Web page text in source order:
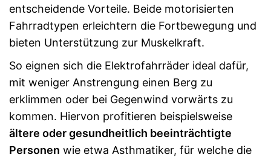
entscheidende Vorteile. Beide motorisierten
Fahrradtypen erleichtern die Fortbewegung und
bieten Unterstützung zur Muskelkraft.
So eignen sich die Elektrofahrräder ideal dafür,
mit weniger Anstrengung einen Berg zu
erklimmen oder bei Gegenwind vorwärts zu
kommen. Hiervon profitieren beispielsweise
ältere oder gesundheitlich beeinträchtigte
Personen wie etwa Asthmatiker, für welche die